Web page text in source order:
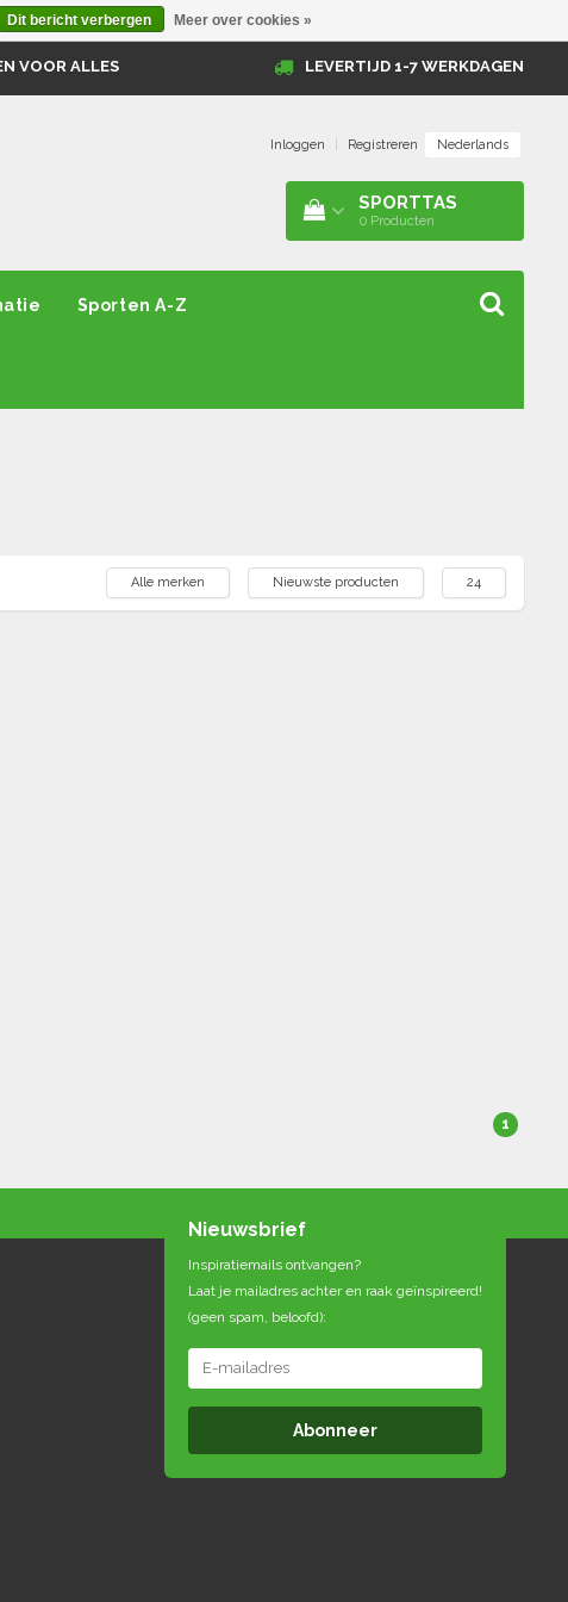
VOOR ALLES LEVERTIJD 1-7 WERKDAGEN
Inloggen Registreren Nederlands
SPORTTAS
0 Producten
Sporten A-Z
Alle merken Nieuwste producten 24
1
Nieuwsbrief
Inspiratiemails ontvangen?
Laat je mailadres achter en raak geïnspireerd!
(geen spam, beloofd):
Abonneer
Dit bericht verbergen Meer over cookies »